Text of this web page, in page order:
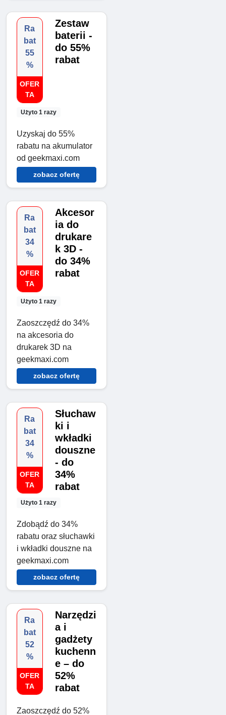
Ra
bat
55
%
OFER
TA
Użyto 1 razy
Zestaw
baterii -
do 55%
rabat
Uzyskaj do 55%
rabatu na akumulator
od geekmaxi.com
zobacz ofertę
Ra
bat
34
%
OFER
TA
Użyto 1 razy
Akcesor
ia do
drukare
k 3D -
do 34%
rabat
Zaoszczędź do 34%
na akcesoria do
drukarek 3D na
geekmaxi.com
zobacz ofertę
Ra
bat
34
%
OFER
TA
Użyto 1 razy
Słuchaw
ki i
wkładki
douszne
- do
34%
rabat
Zdobądź do 34%
rabatu oraz słuchawki
i wkładki douszne na
geekmaxi.com
zobacz ofertę
Ra
bat
52
%
OFER
TA
Narzędzi
a i
gadżety
kuchenn
e – do
52%
rabat
Zaoszczędź do 52%